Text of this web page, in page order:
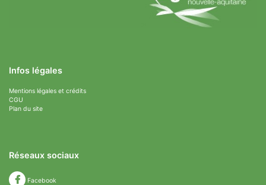
Infos légales
Mentions légales et crédits
CGU
Plan du site
Réseaux sociaux
Facebook